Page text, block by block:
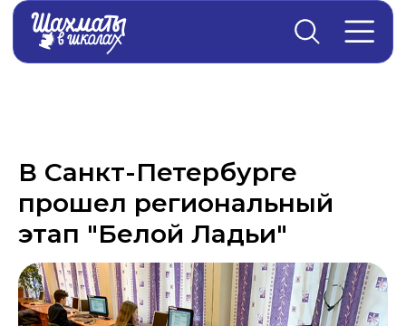
В Санкт-Петербурге
прошел региональный
этап "Белой Ладьи"